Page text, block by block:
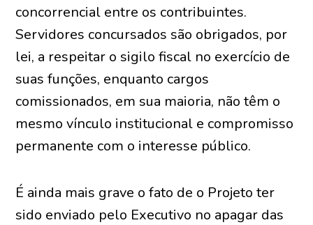
concorrencial entre os contribuintes.
Servidores concursados são obrigados, por
lei, a respeitar o sigilo fiscal no exercício de
suas funções, enquanto cargos
comissionados, em sua maioria, não têm o
mesmo vínculo institucional e compromisso
permanente com o interesse público.
É ainda mais grave o fato de o Projeto ter
sido enviado pelo Executivo no apagar das